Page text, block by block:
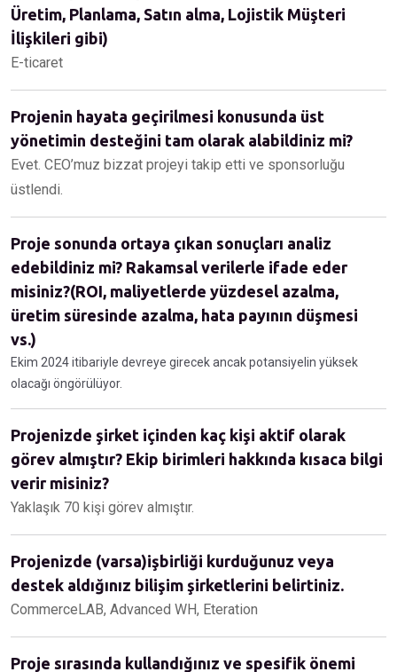
Üretim, Planlama, Satın alma, Lojistik Müşteri
İlişkileri gibi)
E-ticaret
Projenin hayata geçirilmesi konusunda üst
yönetimin desteğini tam olarak alabildiniz mi?
Evet. CEO’muz bizzat projeyi takip etti ve sponsorluğu
üstlendi.
Proje sonunda ortaya çıkan sonuçları analiz
edebildiniz mi? Rakamsal verilerle ifade eder
misiniz?(ROI, maliyetlerde yüzdesel azalma,
üretim süresinde azalma, hata payının düşmesi
vs.)
Ekim 2024 itibariyle devreye girecek ancak potansiyelin yüksek
olacağı öngörülüyor.
Projenizde şirket içinden kaç kişi aktif olarak
görev almıştır? Ekip birimleri hakkında kısaca bilgi
verir misiniz?
Yaklaşık 70 kişi görev almıştır.
Projenizde (varsa)işbirliği kurduğunuz veya
destek aldığınız bilişim şirketlerini belirtiniz.
CommerceLAB, Advanced WH, Eteration
Proje sırasında kullandığınız ve spesifik önemi